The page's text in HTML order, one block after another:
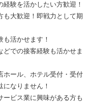
経験を活かしたい方歓迎！
も大歓迎！即戦力として期
も活かせます！
どでの接客経験も活かせま
ホール、ホテル受付・受付
なりません！
ービス業に興味がある方も